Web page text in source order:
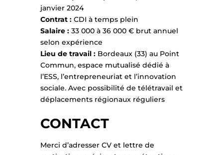
janvier 2024
Contrat :CDI à temps plein
Salaire :33 000 à 36 000 € brut annuel
selon expérience
Lieu de travail :Bordeaux (33) au Point
Commun, espace mutualisé dédié à
l’ESS, l’entrepreneuriat et l’innovation
sociale. Avec possibilité de télétravail et
déplacements régionaux réguliers
CONTACT
Merci d’adresser CV et lettre de